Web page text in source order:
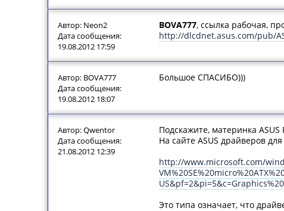
Автор: Neon2
Дата сообщения:
19.08.2012 17:59
BOVA777, ссылка рабочая,
http://dlcdnet.asus.com/pub/
Автор: BOVA777
Дата сообщения:
19.08.2012 18:07
Большое СПАСИБО)))
Автор: Qwentor
Дата сообщения:
21.08.2012 12:39
Подскажите, материнка
На сайте ASUS драйверов
http://www.microsoft.com/
Это типа означает, что